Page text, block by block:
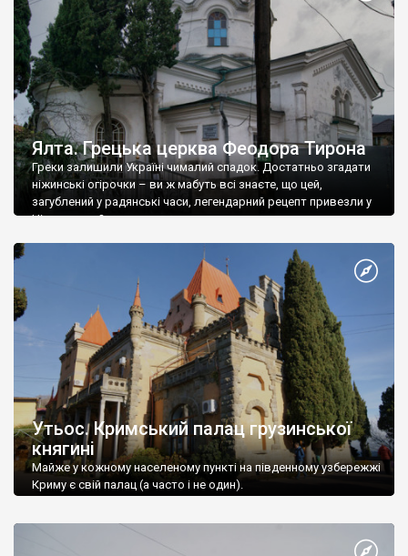
Ялта. Грецька церква Феодора Тирона
Греки залишили Україні чималий спадок. Достатньо згадати
ніжинські огірочки – ви ж мабуть всі знаєте, що цей,
загублений у радянські часи, легендарний рецепт привезли у
Ніжин греки?
Утьос. Кримський палац грузинської
княгині
Майже у кожному населеному пункті на південному узбережжі
Криму є свій палац (а часто і не один).